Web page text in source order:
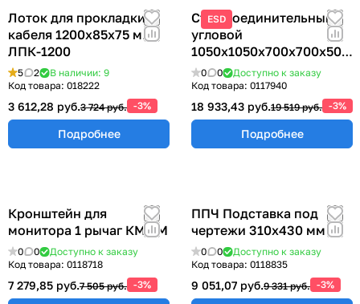
Лоток для прокладки
кабеля 1200х85х75 мм
ЛПК-1200
5 2
В наличии: 9
Код товара: 018222
3 612,28 руб.3 724 руб. -3%
Подробнее
ESD
Стол соединительный
угловой
1050х1050х700х700х500
мм ССУ-700
0 0
Доступно к заказу
Код товара: 0117940
18 933,43 руб.19 519 руб. -3%
Подробнее
Кронштейн для
монитора 1 рычаг КМ-1М
0 0
Доступно к заказу
Код товара: 0118718
7 279,85 руб.7 505 руб. -3%
ППЧ Подставка под
чертежи 310х430 мм
0 0
Доступно к заказу
Код товара: 0118835
9 051,07 руб.9 331 руб. -3%